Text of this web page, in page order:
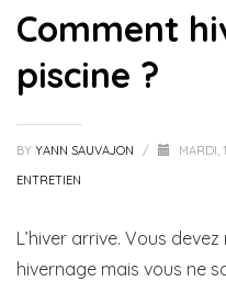
Comment
piscine ?
BY YANN SAUVAJON / MARDI,
ENTRETIEN
L’hiver arrive. Vous
hivernage mais vous ne